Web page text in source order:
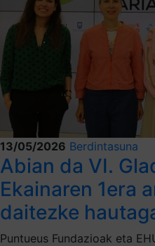
13/05/2026 Berdintasuna
Abian da VI.
Ekainaren 1era
daitezke
Puntueus Fundazioak eta